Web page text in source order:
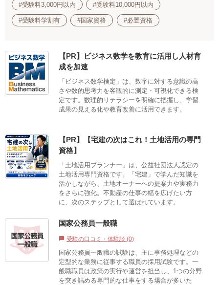
#受験料3,000円以内 #受験料10,000円以内
#受験料学割有 #国家資格 #必置資格
【PR】ビジネス数学を教育に活用し人材育
成を加速
「ビジネス数学検定」は、数字に対する意識の高
さや数的思考力を客観的に測定・可視化できる検
定です。数理的リテラシーを明確に把握し、学習
成果の見える化や教育改善に活用できます。
【PR】【宅建の次はこれ！土地活用の専門
資格】
「土地活用プランナー」は、公益社団法人認定の
土地活用専門資格です。「宅建」で学んだ知識を
活かしながら、土地オーナーへの提案力や実務力
をさらに強化。不動産の仕事の幅を広げたい方
に、次のステップとして選ばれています。
国家公務員一般職
chat_bubble 受験の口コミ・体験談 (0)
国家公務員一般職の試験は、主に事務処理などの
定型的な業務に従事する職員の採用試験です。一
般職職員は政策の実行や運営を担当し、1つの分野
を突き詰める専門的な仕事をする場合が多いた